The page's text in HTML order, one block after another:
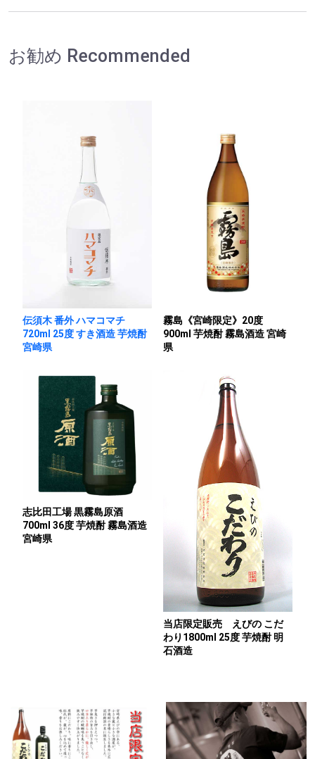
お勧め Recommended
伝須木 番外 ハマコマチ
720ml 25度 すき酒造 芋焼酎
宮崎県
霧島《宮崎限定》20度
900ml 芋焼酎 霧島酒造 宮崎
県
志比田工場 黒霧島原酒
700ml 36度 芋焼酎 霧島酒造
宮崎県
当店限定販売 えびの こだ
わり1800ml 25度 芋焼酎 明
石酒造